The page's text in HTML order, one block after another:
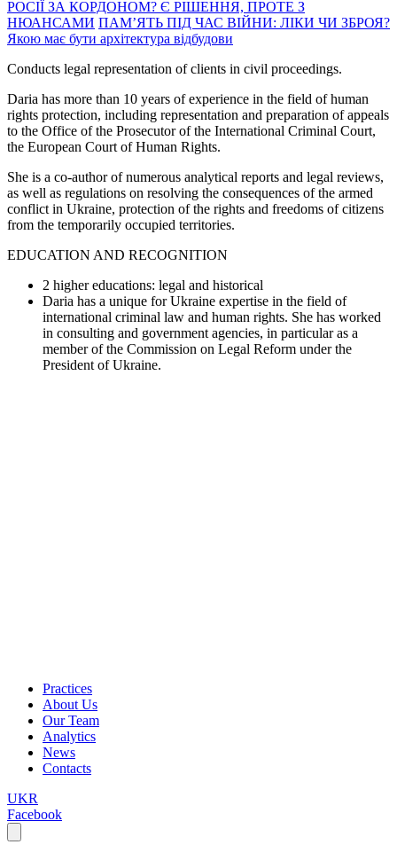
РОСІЇ ЗА КОРДОНОМ? Є РІШЕННЯ, ПРОТЕ З
НЮАНСАМИ ПАМ’ЯТЬ ПІД ЧАС ВІЙНИ: ЛІКИ ЧИ ЗБРОЯ?
Якою має бути архітектура відбудови
Conducts legal representation of clients in civil proceedings.
Daria has more than 10 years of experience in the field of human
rights protection, including representation and preparation of appeals
to the Office of the Prosecutor of the International Criminal Court,
the European Court of Human Rights.
She is a co-author of numerous analytical reports and legal reviews,
as well as regulations on resolving the consequences of the armed
conflict in Ukraine, protection of the rights and freedoms of citizens
from the temporarily occupied territories.
EDUCATION AND RECOGNITION
2 higher educations: legal and historical
Daria has a unique for Ukraine expertise in the field of
international criminal law and human rights. She has worked
in consulting and government agencies, in particular as a
member of the Commission on Legal Reform under the
President of Ukraine.
Practices
About Us
Our Team
Analytics
News
Contacts
UKR
Facebook